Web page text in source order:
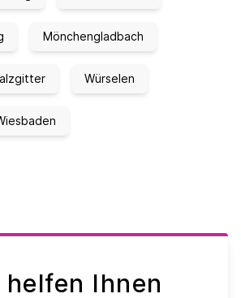
Mönchengladbach
Würselen
Ihnen